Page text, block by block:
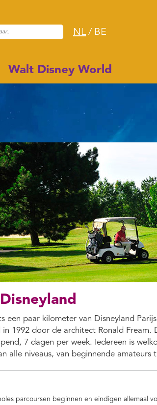
NL / BE
Walt Disney World
een paar kilometer van Disneyland
in 1992 door de architect Ronald Fream.
7 dagen per week. Iedereen is
alle niveaus, van beginnende amateurs
parcoursen beginnen en eindigen allemaal